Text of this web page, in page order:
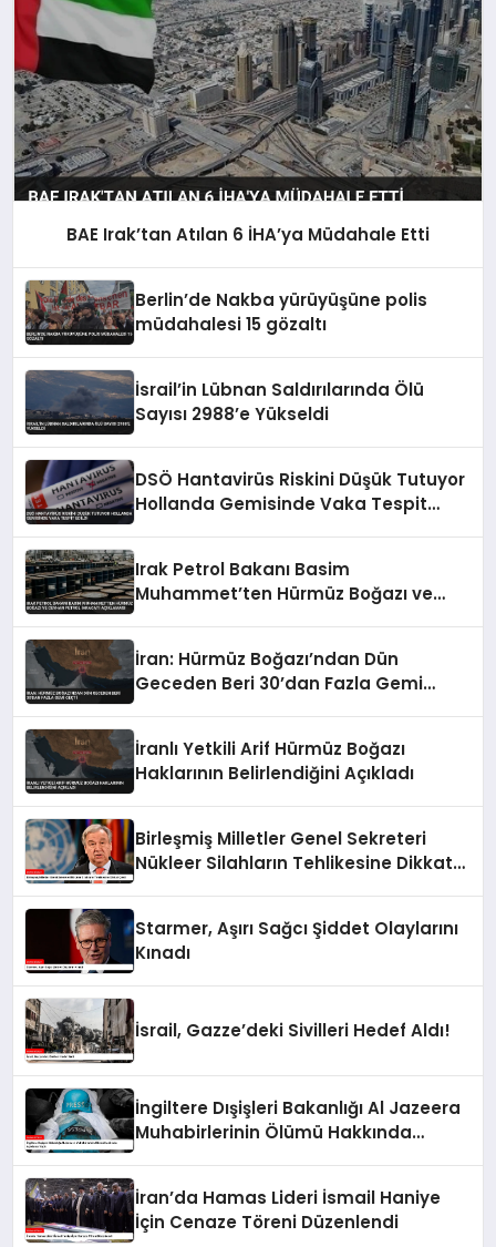
BAE Irak’tan Atılan 6 İHA’ya Müdahale Etti
Berlin’de Nakba yürüyüşüne polis
müdahalesi 15 gözaltı
İsrail’in Lübnan Saldırılarında Ölü
Sayısı 2988’e Yükseldi
DSÖ Hantavirüs Riskini Düşük Tutuyor
Hollanda Gemisinde Vaka Tespit
Irak Petrol Bakanı Basim
Muhammet’ten Hürmüz Boğazı ve
İran: Hürmüz Boğazı’ndan Dün
Geceden Beri 30’dan Fazla Gemi
İranlı Yetkili Arif Hürmüz Boğazı
Haklarının Belirlendiğini Açıkladı
Birleşmiş Milletler Genel Sekreteri
Nükleer Silahların Tehlikesine Dikkat
Starmer, Aşırı Sağcı Şiddet Olaylarını
Kınadı
İsrail, Gazze’deki Sivilleri Hedef Aldı!
İngiltere Dışişleri Bakanlığı Al Jazeera
Muhabirlerinin Ölümü Hakkında
İran’da Hamas Lideri İsmail Haniye
İçin Cenaze Töreni Düzenlendi